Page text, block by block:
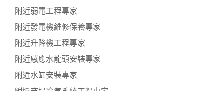
附近弱電工程專家
附近發電機維修保養專家
附近升降機工程專家
附近感應水龍頭安裝專家
附近水缸安裝專家